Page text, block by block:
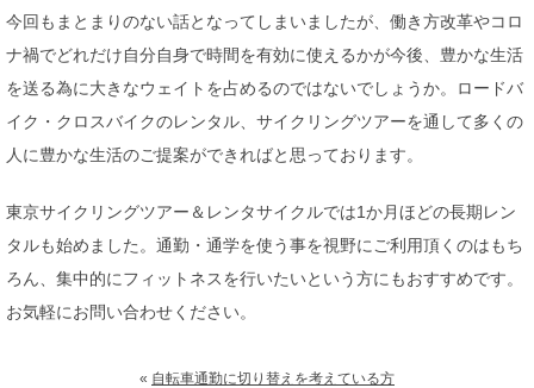
今回もまとまりのない話となってしまいましたが、働き方改革やコロ
ナ禍でどれだけ自分自身で時間を有効に使えるかが今後、豊かな生活
を送る為に大きなウェイトを占めるのではないでしょうか。ロードバ
イク・クロスバイクのレンタル、サイクリングツアーを通して多くの
人に豊かな生活のご提案ができればと思っております。
東京サイクリングツアー＆レンタサイクルでは1か月ほどの長期レン
タルも始めました。通勤・通学を使う事を視野にご利用頂くのはもち
ろん、集中的にフィットネスを行いたいという方にもおすすめです。
お気軽にお問い合わせください。
« 自転車通勤に切り替えを考えている方